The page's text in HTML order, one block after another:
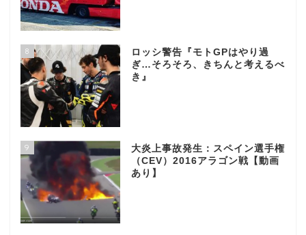
8
ロッシ警告『モトGPはやり過
ぎ…そろそろ、きちんと考えるべ
き』
9
大炎上事故発生：スペイン選手権
（CEV）2016アラゴン戦【動画
あり】